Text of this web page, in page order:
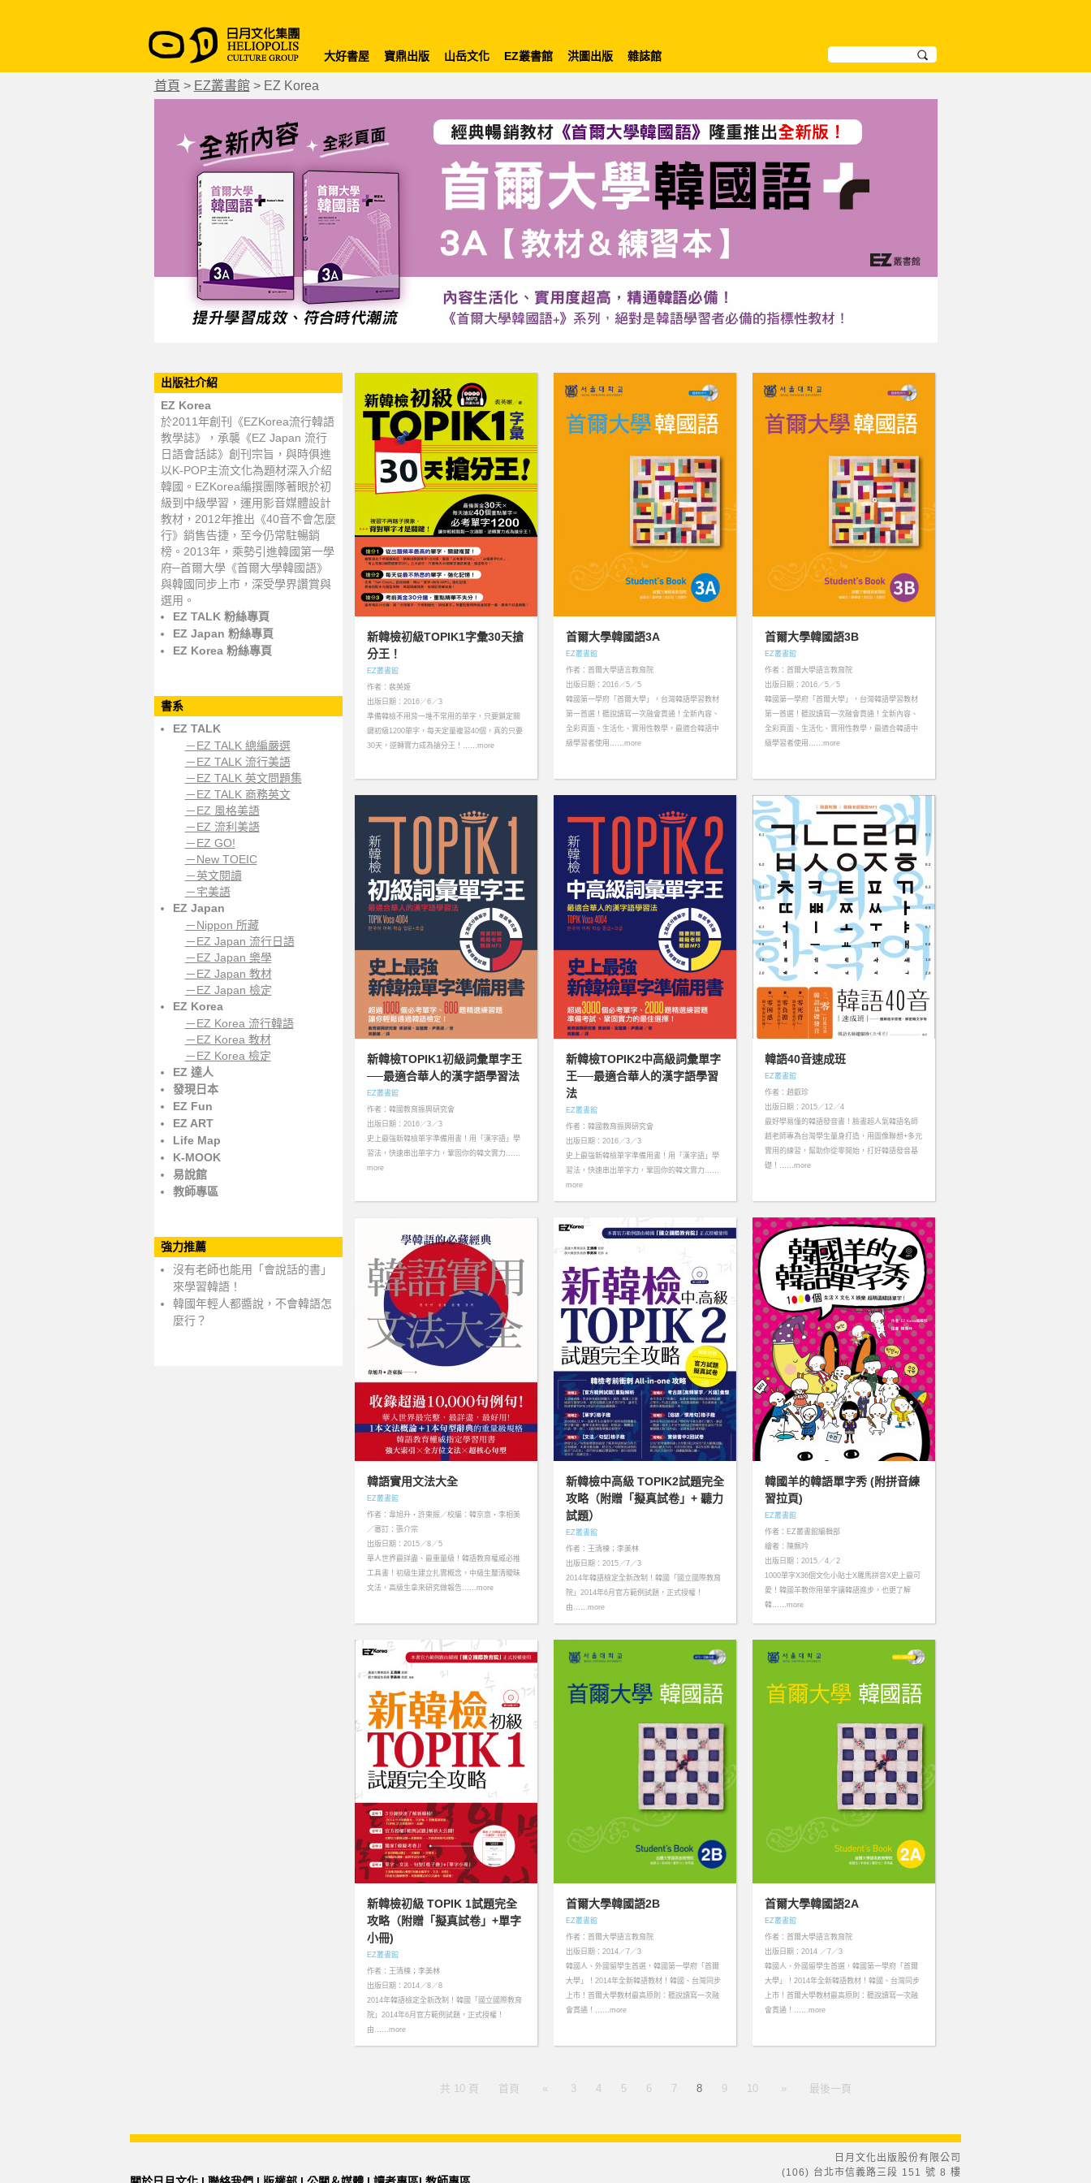
大好書屋 寶鼎出版 山岳文化 EZ叢書館 洪圖出版 雜誌館
首頁 > EZ叢書館 > EZ Korea
出版社介紹
EZ Korea
於2011年創刊《EZKorea流行韓語
教學誌》，承襲《EZ Japan 流行
日語會話誌》創刊宗旨，與時俱進
以K-POP主流文化為題材深入介紹
韓國。EZKorea編撰團隊著眼於初
級到中級學習，運用影音媒體設計
教材，2012年推出《40音不會怎麼
行》銷售告捷，至今仍常駐暢銷
榜。2013年，乘勢引進韓國第一學
府─首爾大學《首爾大學韓國語》
與韓國同步上市，深受學界讚賞與
選用。
EZ TALK 粉絲專頁
EZ Japan 粉絲專頁
EZ Korea 粉絲專頁
書系
EZ TALK
－EZ TALK 總編嚴選
－EZ TALK 流行美語
－EZ TALK 英文問題集
－EZ TALK 商務英文
－EZ 風格美語
－EZ 流利美語
－EZ GO!
－New TOEIC
－英文閱讀
－宅美語
EZ Japan
－Nippon 所藏
－EZ Japan 流行日語
－EZ Japan 樂學
－EZ Japan 教材
－EZ Japan 檢定
EZ Korea
－EZ Korea 流行韓語
－EZ Korea 教材
－EZ Korea 檢定
EZ 達人
發現日本
EZ Fun
EZ ART
Life Map
K-MOOK
易說館
教師專區
強力推薦
沒有老師也能用「會說話的書」
來學習韓語！
韓國年輕人都醬說，不會韓語怎
麼行？
新韓檢初級TOPIK1字彙30天搶
分王！
EZ叢書館
作者：裴英姬
出版日期：2016／6／3
準備韓檢不用背一堆不常用的單字，只要鎖定關
鍵初級1200單字，每天定量複習40個，真的只要
30天，逆轉實力成為搶分王！……more
首爾大學韓國語3A
EZ叢書館
作者：首爾大學語言教育院
出版日期：2016／5／5
韓國第一學府「首爾大學」，台灣韓語學習教材
第一首選！聽說讀寫一次融會貫通！全新內容、
全彩頁面、生活化、實用性教學，最適合韓語中
級學習者使用……more
首爾大學韓國語3B
EZ叢書館
作者：首爾大學語言教育院
出版日期：2016／5／5
韓國第一學府「首爾大學」，台灣韓語學習教材
第一首選！聽說讀寫一次融會貫通！全新內容、
全彩頁面、生活化、實用性教學，最適合韓語中
級學習者使用……more
新韓檢TOPIK1初級詞彙單字王
──最適合華人的漢字語學習法
EZ叢書館
作者：韓國教育振興研究會
出版日期：2016／3／3
史上最強新韓檢單字準備用書！用「漢字語」學
習法，快速串出單字力，鞏固你的韓文實力……
more
新韓檢TOPIK2中高級詞彙單字
王──最適合華人的漢字語學習
法
EZ叢書館
作者：韓國教育振興研究會
出版日期：2016／3／3
史上最強新韓檢單字準備用書！用「漢字語」學
習法，快速串出單字力，鞏固你的韓文實力……
more
韓語40音速成班
EZ叢書館
作者：趙叡珍
出版日期：2015／12／4
最好學易懂的韓語發音書！臉書超人氣韓語名師
趙老師專為台灣學生量身打造，用圖像聯想+多元
實用的練習，幫助你從零開始，打好韓語發音基
礎！……more
韓語實用文法大全
EZ叢書館
作者：韋旭升‧許東振／校編：韓京恴‧李相美
／審訂：張介宗
出版日期：2015／8／5
華人世界最詳盡、最重量級！韓語教育權威必推
工具書！初級生建立扎實概念，中級生釐清曖昧
文法，高級生拿來研究做報告……more
新韓檢中高級 TOPIK2試題完全
攻略（附贈「擬真試卷」+ 聽力
試題）
EZ叢書館
作者：王清棟；李美林
出版日期：2015／7／3
2014年韓語檢定全新改制！韓國「國立國際教育
院」2014年6月官方範例試題，正式授權！
由……more
韓國羊的韓語單字秀 (附拼音練
習拉頁)
EZ叢書館
作者：EZ叢書館編輯部
繪者：陳姵吟
出版日期：2015／4／2
1000單字X36個文化小貼士X羅馬拼音X史上最可
愛！韓國羊教你用單字讓韓語進步，也更了解
韓……more
新韓檢初級 TOPIK 1試題完全
攻略（附贈「擬真試卷」+單字
小冊)
EZ叢書館
作者：王清棟；李美林
出版日期：2014／8／8
2014年韓語檢定全新改制！韓國「國立國際教育
院」2014年6月官方範例試題，正式授權！
由……more
首爾大學韓國語2B
EZ叢書館
作者：首爾大學語言教育院
出版日期：2014／7／3
韓國人、外國留學生首選，韓國第一學府「首爾
大學」！2014年全新韓語教材！韓國、台灣同步
上市！首爾大學教材最高原則：聽說讀寫一次融
會貫通！……more
首爾大學韓國語2A
EZ叢書館
作者：首爾大學語言教育院
出版日期：2014 ／7／3
韓國人、外國留學生首選，韓國第一學府「首爾
大學」！2014年全新韓語教材！韓國、台灣同步
上市！‬首爾大學教材最高原則：聽說讀寫一次融
會貫通！……more
共 10 頁 首頁 « 3 4 5 6 7 8 9 10 » 最後一頁
日月文化出版股份有限公司
(106) 台北市信義路三段 151 號 8 樓